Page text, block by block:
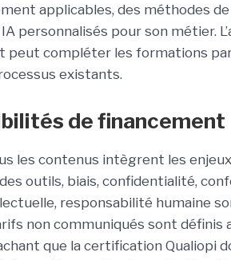
applicables, des méthodes
personnalisés pour son métier.
peut compléter les formations
existants.
de financement
les contenus intègrent les
outils, biais, confidentialité,
responsabilité humaine
non communiqués sont définis
que la certification Qualiopi